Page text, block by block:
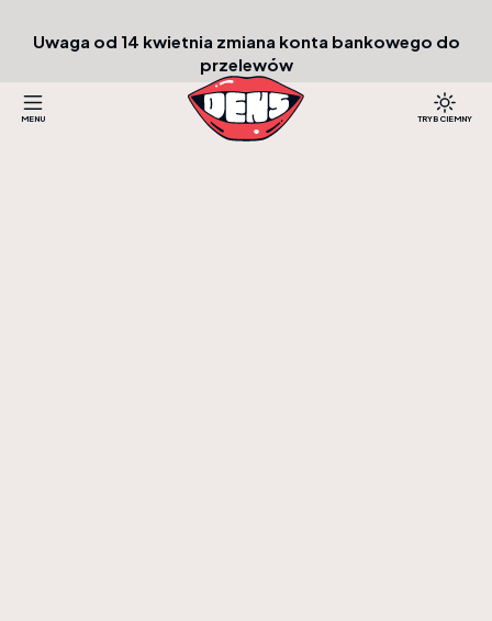
Uwaga od 14 kwietnia zmiana konta bankowego do
przelewów
Specjalistyczne Centrum
Stomatologiczne DENS
Zadzwoń: +48 713 447 833
TRYB CIEMNY
MENU